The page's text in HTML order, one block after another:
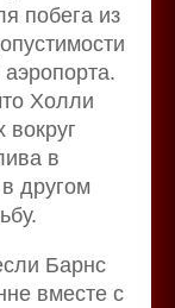
побега из
Холли
в
другом
Барнс
вместе с